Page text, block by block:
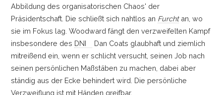
Abbildung des organisatorischen Chaos' der
Präsidentschaft. Die schließt sich nahtlos an Furchtan, wo
sie im Fokus lag. Woodward fängt den verzweifelten Kampf
insbesondere des DNI
Dan Coats glaubhaft und ziemlich
mitreißend ein, wenn er schlicht versucht, seinen Job nach
seinen persönlichen Maßstäben zu machen, dabei aber
ständig aus der Ecke behindert wird. Die persönliche
Verzweiflung ist mit Händen greifbar.